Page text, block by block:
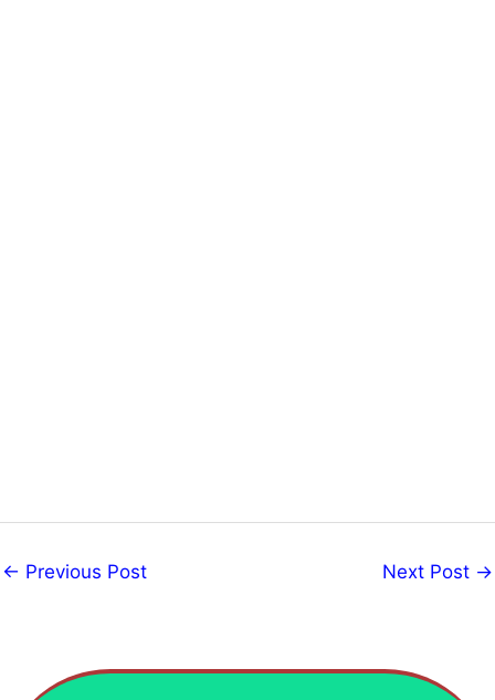
← Previous Post Next Post →